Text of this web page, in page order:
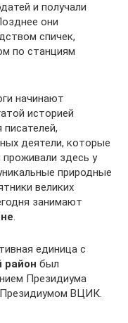
и получали
они
спичек,
по станциям
начинают
историей
деятели, которые
проживали здесь у
природные
великих
занимают
.
единица с
район был
Президиума
ВЦИК.